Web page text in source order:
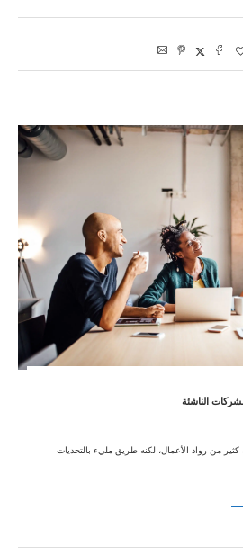
الناشئة
من رواد الأعمال، لكنه طريق مليء بالتحديات